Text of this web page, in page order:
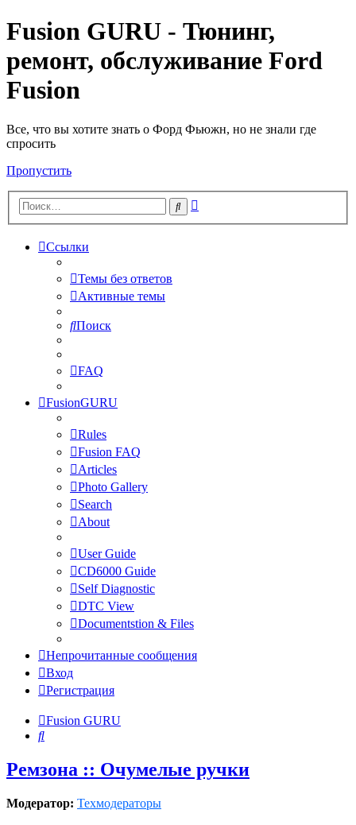
Fusion GURU - Тюнинг,
ремонт, обслуживание Ford
Fusion
Все, что вы хотите знать о Форд Фьюжн, но не знали где
спросить
Пропустить
Поиск
Ссылки
Темы без ответов
Активные темы
Поиск
FAQ
FusionGURU
Rules
Fusion FAQ
Articles
Photo Gallery
Search
About
User Guide
CD6000 Guide
Self Diagnostic
DTC View
Documentstion & Files
Непрочитанные сообщения
Вход
Регистрация
Fusion GURU
Поиск
Ремзона :: Очумелые ручки
Модератор: Техмодераторы